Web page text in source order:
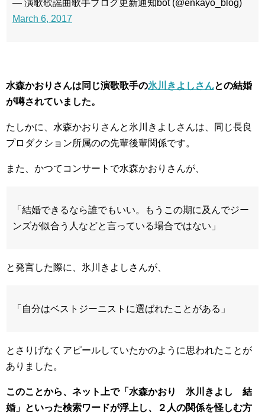
— 演歌歌謡曲歌手ブログ更新通知bot (@enkayo_blog)
March 6, 2017
水森かおりさんは同じ演歌歌手の氷川きよしさんとの結婚
が噂されていました。
たしかに、水森かおりさんと氷川きよしさんは、同じ長良
プロダクション所属のの先輩後輩関係です。
また、かつてコンサートで水森かおりさんが、
「結婚できるなら誰でもいい。もうこの期に及んでジー
ンズが似合う人などと言っている場合ではない」
と発言した際に、氷川きよしさんが、
「自分はベストジーニストに選ばれたことがある」
とさりげなくアピールしていたかのように思われたことが
ありました。
このことから、ネット上で「水森かおり 氷川きよし 結
婚」といった検索ワードが浮上し、２人の関係を怪しむ方